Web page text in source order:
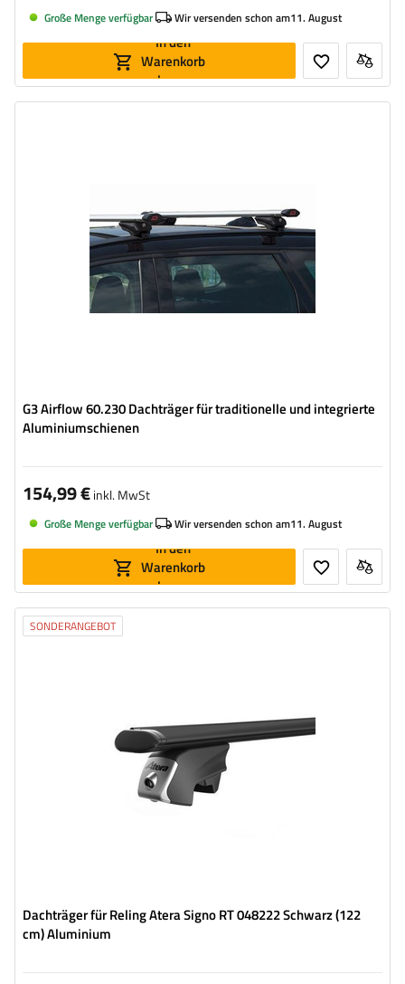
Große Menge verfügbar Wir versenden schon am11. August
In den
Warenkorb
legen
G3 Airflow 60.230 Dachträger für traditionelle und integrierte
Aluminiumschienen
154,99 €inkl. MwSt
Große Menge verfügbar Wir versenden schon am11. August
In den
Warenkorb
legen
SONDERANGEBOT
Dachträger für Reling Atera Signo RT 048222 Schwarz (122
cm) Aluminium